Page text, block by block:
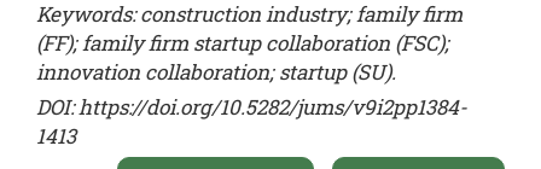
Keywords: construction industry; family firm
(FF); family firm startup collaboration (FSC);
innovation collaboration; startup (SU).
DOI:https://doi.org/10.5282/jums/v9i2pp1384-
1413